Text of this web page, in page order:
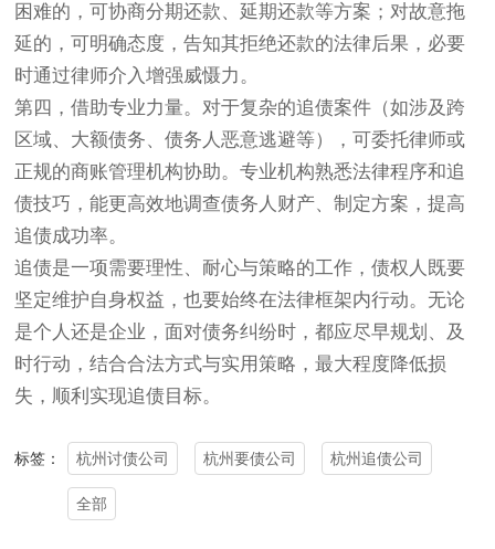
困难的，可协商分期还款、延期还款等方案；对故意拖
延的，可明确态度，告知其拒绝还款的法律后果，必要
时通过律师介入增强威慑力。
第四，借助专业力量。对于复杂的追债案件（如涉及跨
区域、大额债务、债务人恶意逃避等），可委托律师或
正规的商账管理机构协助。专业机构熟悉法律程序和追
债技巧，能更高效地调查债务人财产、制定方案，提高
追债成功率。
追债是一项需要理性、耐心与策略的工作，债权人既要
坚定维护自身权益，也要始终在法律框架内行动。无论
是个人还是企业，面对债务纠纷时，都应尽早规划、及
时行动，结合合法方式与实用策略，最大程度降低损
失，顺利实现追债目标。
标签： 杭州讨债公司 杭州要债公司 杭州追债公司
全部